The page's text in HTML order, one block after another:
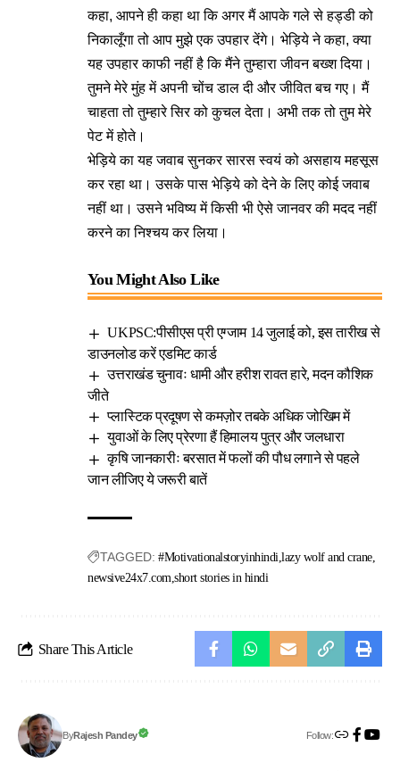
कहा, आपने ही कहा था कि अगर मैं आपके गले से हड्डी को
निकालूँगा तो आप मुझे एक उपहार देंगे। भेड़िये ने कहा, क्या
यह उपहार काफी नहीं है कि मैंने तुम्हारा जीवन बख्श दिया।
तुमने मेरे मुंह में अपनी चोंच डाल दी और जीवित बच गए। मैं
चाहता तो तुम्हारे सिर को कुचल देता। अभी तक तो तुम मेरे
पेट में होते।
भेड़िये का यह जवाब सुनकर सारस स्वयं को असहाय महसूस
कर रहा था। उसके पास भेड़िये को देने के लिए कोई जवाब
नहीं था। उसने भविष्य में किसी भी ऐसे जानवर की मदद नहीं
करने का निश्चय कर लिया।
You Might Also Like
UKPSC:पीसीएस प्री एग्जाम 14 जुलाई को, इस तारीख से
डाउनलोड करें एडमिट कार्ड
उत्तराखंड चुनावः धामी और हरीश रावत हारे, मदन कौशिक
जीते
प्लास्टिक प्रदूषण से कमज़ोर तबके अधिक जोखिम में
युवाओं के लिए प्रेरणा हैं हिमालय पुत्र और जलधारा
कृषि जानकारीः बरसात में फलों की पौध लगाने से पहले
जान लीजिए ये जरूरी बातें
TAGGED: #Motivationalstoryinhindi lazy wolf and crane
newsive24x7.com short stories in hindi
Share This Article
ByRajesh Pandey Follow: